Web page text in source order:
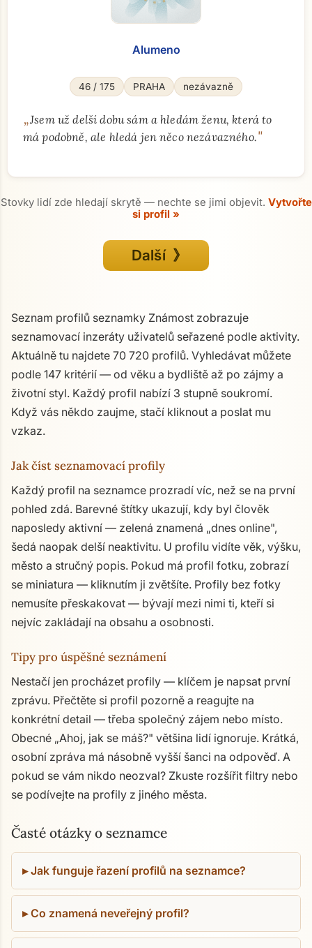
Alumeno
46 / 175 PRAHA nezávazně
„Jsem už delší dobu sám a hledám ženu, která to
má podobně, ale hledá jen něco nezávazného."
Stovky lidí zde hledají skrytě — nechte se jimi objevit. Vytvořte
si profil »
Další 》
Seznam profilů seznamky Známost zobrazuje
seznamovací inzeráty uživatelů seřazené podle aktivity.
Aktuálně tu najdete 70 720 profilů. Vyhledávat můžete
podle 147 kritérií — od věku a bydliště až po zájmy a
životní styl. Každý profil nabízí 3 stupně soukromí.
Když vás někdo zaujme, stačí kliknout a poslat mu
vzkaz.
Jak číst seznamovací profily
Každý profil na seznamce prozradí víc, než se na první
pohled zdá. Barevné štítky ukazují, kdy byl člověk
naposledy aktivní — zelená znamená „dnes online",
šedá naopak delší neaktivitu. U profilu vidíte věk, výšku,
město a stručný popis. Pokud má profil fotku, zobrazí
se miniatura — kliknutím ji zvětšíte. Profily bez fotky
nemusíte přeskakovat — bývají mezi nimi ti, kteří si
nejvíc zakládají na obsahu a osobnosti.
Tipy pro úspěšné seznámení
Nestačí jen procházet profily — klíčem je napsat první
zprávu. Přečtěte si profil pozorně a reagujte na
konkrétní detail — třeba společný zájem nebo místo.
Obecné „Ahoj, jak se máš?" většina lidí ignoruje. Krátká,
osobní zpráva má násobně vyšší šanci na odpověď. A
pokud se vám nikdo neozval? Zkuste rozšířit filtry nebo
se podívejte na profily z jiného města.
Časté otázky o seznamce
Jak funguje řazení profilů na seznamce?
Co znamená neveřejný profil?